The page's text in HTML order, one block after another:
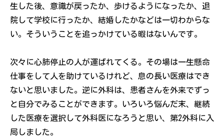
生した後、意識が戻ったか、歩けるようになったか、退
院して学校に行ったか、結婚したかなどは一切わからな
い。そういうことを追っかけている暇はないんです。
次々に心肺停止の人が運ばれてくる。その場は一生懸命
仕事をして人を助けているけれど、息の長い医療はでき
ないと思いました。逆に外科は、患者さんを外来でずっ
と自分でみることができます。いろいろ悩んだ末、継続
した医療を選択して外科医になろうと思い、第2外科に入
局しました。